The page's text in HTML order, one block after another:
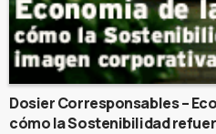
Dosier Corresponsables –
cómo la Sostenibilidad